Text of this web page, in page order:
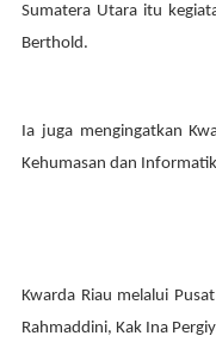
Sumatera Utara itu
Berthold.
Ia juga mengingatkan
Kehumasan dan
Kwarda Riau melalui
Rahmaddini, Kak Ina